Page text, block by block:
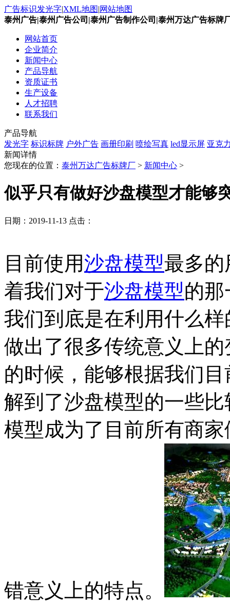
广告标识发光字|XML地图|网站地图
泰州广告|泰州广告公司|泰州广告制作公司|泰州万达广告标牌
网站首页
企业简介
新闻中心
产品导航
资质证书
生产设备
人才招聘
联系我们
产品导航
发光字 标识标牌 户外广告 画册印刷 喷绘写真 led显示屏 亚克
新闻详情
您现在的位置： 泰州万达广告标牌厂 > 新闻中心 >
似乎只有做好沙盘模型才能够
日期： 2019-11-13 点击：
目前使用沙盘模型最多的
着我们对于沙盘模型的
我们到底是在利用什么
做出了很多传统意义上
的时候，能够根据我们
解到了沙盘模型的一些
模型成为了目前所有商
错意义上的特点。